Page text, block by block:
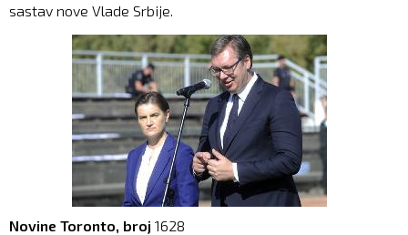
sastav nove Vlade Srbije.
Novine Toronto, broj 1628